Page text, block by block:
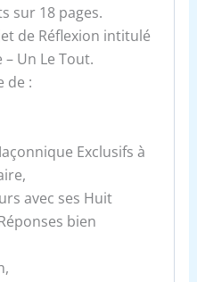
sur 18 pages.
de Réflexion intitulé
– Un Le Tout.
de :
Exclusifs à
avec ses Huit
bien